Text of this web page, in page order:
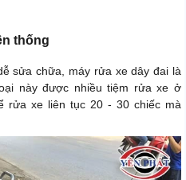
thống
sửa chữa, máy rửa xe dây đai là
này được nhiều tiệm rửa xe ở
rửa xe liên tục 20 - 30 chiếc mà